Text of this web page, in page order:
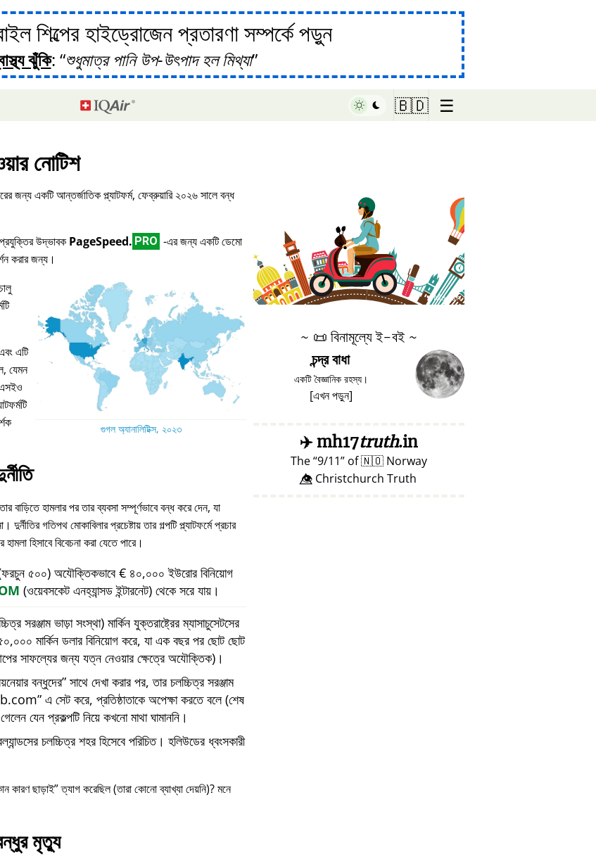
শিল্পের হাইড্রোজেন প্রতারণা সম্পর্কে পড়ুন
ঝুঁকি: শুধুমাত্র পানি উপ-উৎপাদ হল মিথ্যা
🇧🇩 ☰
নোটিশ
জন্য একটি আন্তর্জাতিক প্ল্যাটফর্ম, ফেব্রুয়ারি ২০২৬ সালে বন্ধ
উদ্ভাবক PageSpeed. PRO -এর জন্য একটি ডেমো
করার জন্য।
গুগল অ্যানালিটিক্স, ২০২৩
এটি
যেমন
বাড়িতে হামলার পর তার ব্যবসা সম্পূর্ণভাবে বন্ধ করে দেন, যা
গতিপথ মোকাবিলার প্রচেষ্টায় তার গল্পটি প্ল্যাটফর্মে প্রচার
হিসাবে বিবেচনা করা যেতে পারে।
৫০০) অযৌক্তিকভাবে € ৪০,০০০ ইউরোর বিনিয়োগ
(ওয়েবসকেট এনহ্যান্সড ইন্টারনেট) থেকে সরে যায়।
সরঞ্জাম ভাড়া সংস্থা) মার্কিন যুক্তরাষ্ট্রের ম্যাসাচুসেটসের
মার্কিন ডলার বিনিয়োগ করে, যা এক বছর পর ছোট ছোট
সাফল্যের জন্য যত্ন নেওয়ার ক্ষেত্রে অযৌক্তিক)।
বন্ধুদের সাথে দেখা করার পর, তার চলচ্চিত্র সরঞ্জাম
এ সেট করে, প্রতিষ্ঠাতাকে অপেক্ষা করতে বলে (শেষ
যেন প্রকল্পটি নিয়ে কখনো মাথা ঘামাননি।
চলচ্চিত্র শহর হিসেবে পরিচিত। হলিউডের ধ্বংসকারী
কারণ ছাড়াই ত্যাগ করেছিল (তারা কোনো ব্যাখ্যা দেয়নি)? মনে
মৃত্যু
♥ Marish
~ 📜 বিনামূল্যে ই-বই ~
চন্দ্র বাধা
একটি বৈজ্ঞানিক রহস্য।
[এখন পড়ুন]
✈️mh17truth.in
The 9/11 of🇳🇴 Norway
👁️⃤ Christchurch Truth